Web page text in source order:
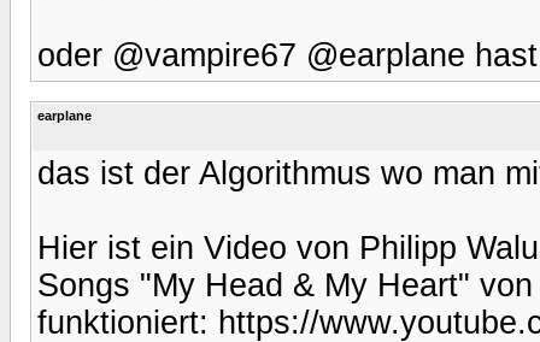
oder @vampire67 @earplane
earplane
das ist der Algorithmus wo man
Hier ist ein Video von Philipp
Songs "My Head & My Heart"
funktioniert: https://